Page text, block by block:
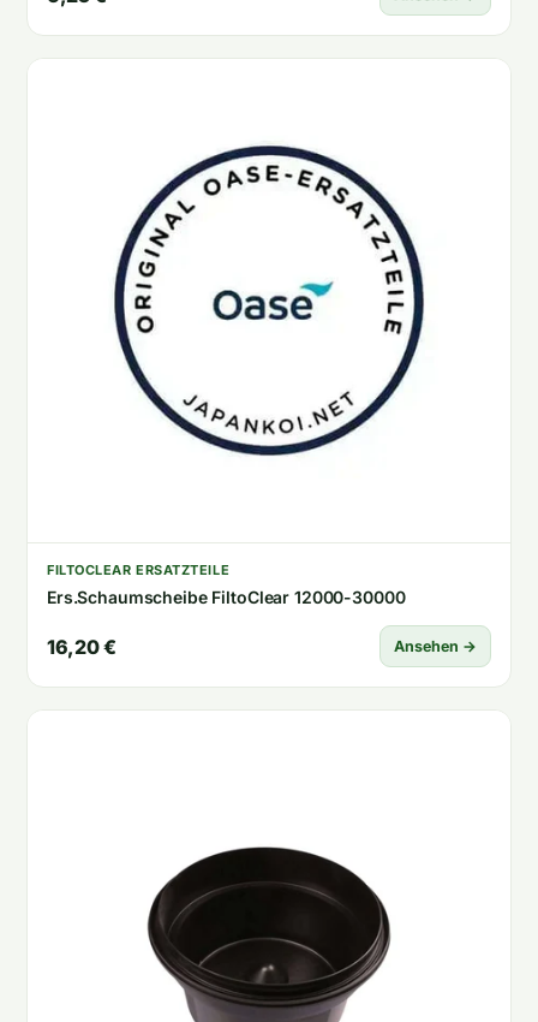
FILTOCLEAR ERSATZTEILE
Ers.Schaumscheibe FiltoClear 12000-30000
16,20 € Ansehen →